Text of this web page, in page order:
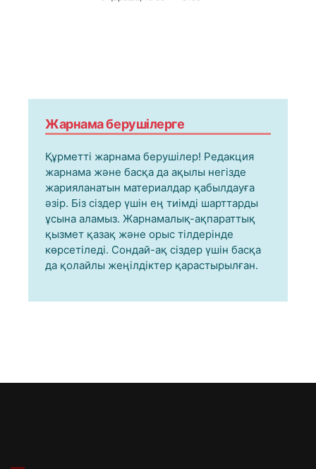
Жарнама берушілерге
Құрметті жарнама берушілер! Редакция
жарнама және басқа да ақылы негізде
жарияланатын материалдар қабылдауға
әзір. Біз сіздер үшін ең тиімді шарттарды
ұсына аламыз. Жарнамалық-ақпараттық
қызмет қазақ және орыс тілдерінде
көрсетіледі. Сондай-ақ сіздер үшін басқа
да қолайлы жеңілдіктер қарастырылған.